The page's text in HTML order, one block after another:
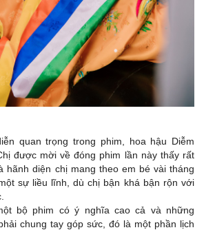
quan trọng trong phim, hoa hậu Diễm
được mời về đóng phim lần này thấy rất
hãnh diện chị mang theo em bé vài tháng
sự liều lĩnh, dù chị bận khá bận rộn với
bộ phim có ý nghĩa cao cả và những
chung tay góp sức, đó là một phần lịch